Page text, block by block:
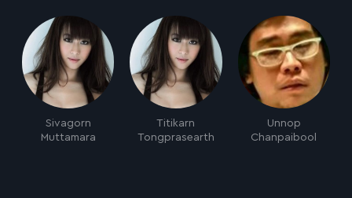
Sivagorn
Muttamara
Titikarn
Tongprasearth
Unnop
Chanpaibool